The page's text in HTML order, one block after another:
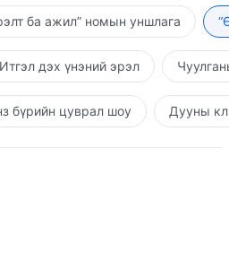
ба ажил” номын уншлага
дэх үнэний эрэл
бүрийн цуврал шоу Дууны